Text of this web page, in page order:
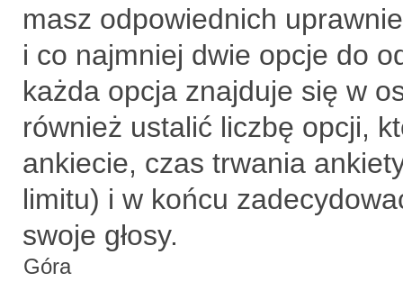
masz odpowiednich
i co najmniej dwie opcje do
każda opcja znajduje się w
również ustalić liczbę opcji,
ankiecie, czas trwania
limitu) i w końcu
swoje głosy.
Góra